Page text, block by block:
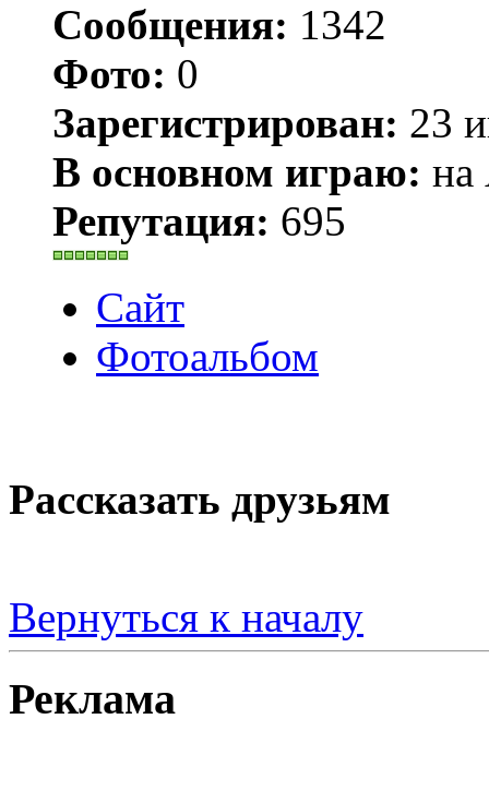
Сообщения: 1342
Фото: 0
Зарегистрирован: 23
В основном играю: на
Репутация: 695
Сайт
Фотоальбом
Рассказать друзьям
Вернуться к началу
Реклама